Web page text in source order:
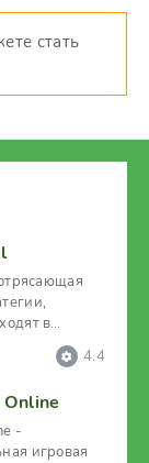
стать
в
И
4.4
-
игровая